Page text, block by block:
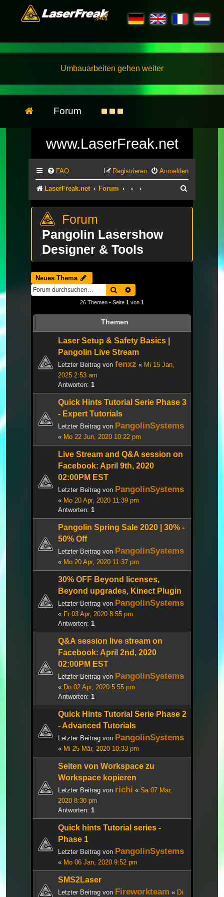
Umbauarbeiten gehen weiter
Forum
www.LaserFreak.net
FAQ Anmelden
Registrieren
LaserFreak.net Forum
Pangolin Lasershow
Designer & Tools
Neues Thema
Suche
26 Themen • Seite 1 von 1
Themen
Laser Setup & Safety Basics |
Pangolin Live Stream
Letzter Beitrag von fenxz « Mi 15 Jan,
2025 2:53 am
Antworten: 1
Quick Hints Tutorial Serie Phase 3
- Expert Tutorials
Letzter Beitrag von PangolinSystems
« Mo 22 Jun, 2020 10:22 pm
Live Stream and Q&A session on
Facebook: April 9th, 2020
02:00PM EST
Letzter Beitrag von PangolinSystems
« Mo 20 Apr, 2020 11:39 pm
Antworten: 1
Pangolin Spring Sale 2020 | 30% -
50% Off
Letzter Beitrag von PangolinSystems
« Mo 20 Apr, 2020 11:37 pm
30% OFF Beyond licenses,
Beyond upgrades, Kinect Plugin
Letzter Beitrag von PangolinSystems
« Fr 03 Apr, 2020 8:55 pm
Antworten: 1
Q&A session live stream on
Facebook: April 2nd, 2020
02:00PM EST
Letzter Beitrag von PangolinSystems
« Do 02 Apr, 2020 5:55 pm
Antworten: 1
Quick Hints Tutorial Serie Phase 2
- Advanced Tutorials
Letzter Beitrag von PangolinSystems
« Mi 25 Mär, 2020 10:33 pm
Seiten von Workspace zu
Workspace kopieren
Letzter Beitrag von richi « Sa 07 Mär,
2020 8:30 pm
Antworten: 1
Quick hints Tutorial series -
Phase 1
Letzter Beitrag von PangolinSystems
« Mo 06 Jan, 2020 9:52 pm
SMS2Laser
Letzter Beitrag von Fireworkteam « Di